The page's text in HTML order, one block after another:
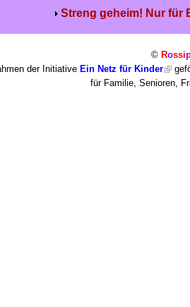
Streng geheim! Nur für
© Rossi
der Initiative Ein Netz für Kinder
für Familie, Senioren,